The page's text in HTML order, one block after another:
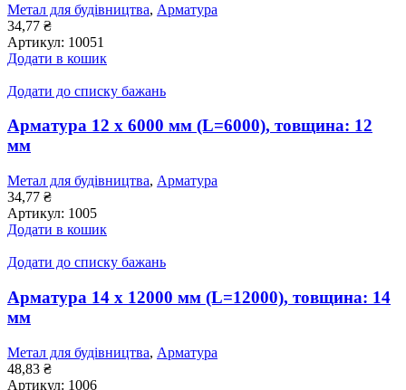
Метал для будівництва, Арматура
34,77 ₴
Артикул: 10051
Додати в кошик
Додати до списку бажань
Арматура 12 x 6000 мм (L=6000), товщина: 12
мм
Метал для будівництва, Арматура
34,77 ₴
Артикул: 1005
Додати в кошик
Додати до списку бажань
Арматура 14 x 12000 мм (L=12000), товщина: 14
мм
Метал для будівництва, Арматура
48,83 ₴
Артикул: 1006